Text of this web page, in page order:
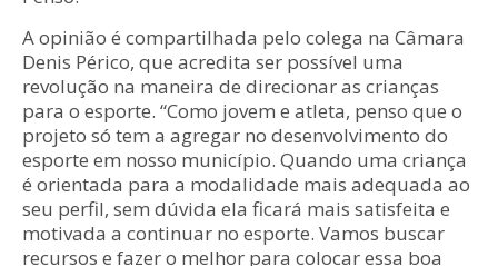
A opinião é compartilhada pelo colega na Câmara
Denis Périco, que acredita ser possível uma
revolução na maneira de direcionar as crianças
para o esporte. “Como jovem e atleta, penso que o
projeto só tem a agregar no desenvolvimento do
esporte em nosso município. Quando uma criança
é orientada para a modalidade mais adequada ao
seu perfil, sem dúvida ela ficará mais satisfeita e
motivada a continuar no esporte. Vamos buscar
recursos e fazer o melhor para colocar essa boa